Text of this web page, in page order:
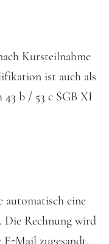
Kursteilnahme
ist auch als
b / 53 c SGB XI
automatisch eine
Die Rechnung wird
E-Mail zugesandt.